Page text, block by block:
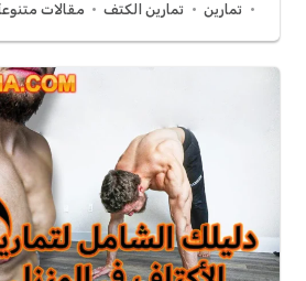
تمارين
تمارين الكتف مقالات